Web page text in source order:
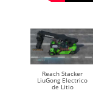
Reach Stacker
LiuGong Electrico
de Litio